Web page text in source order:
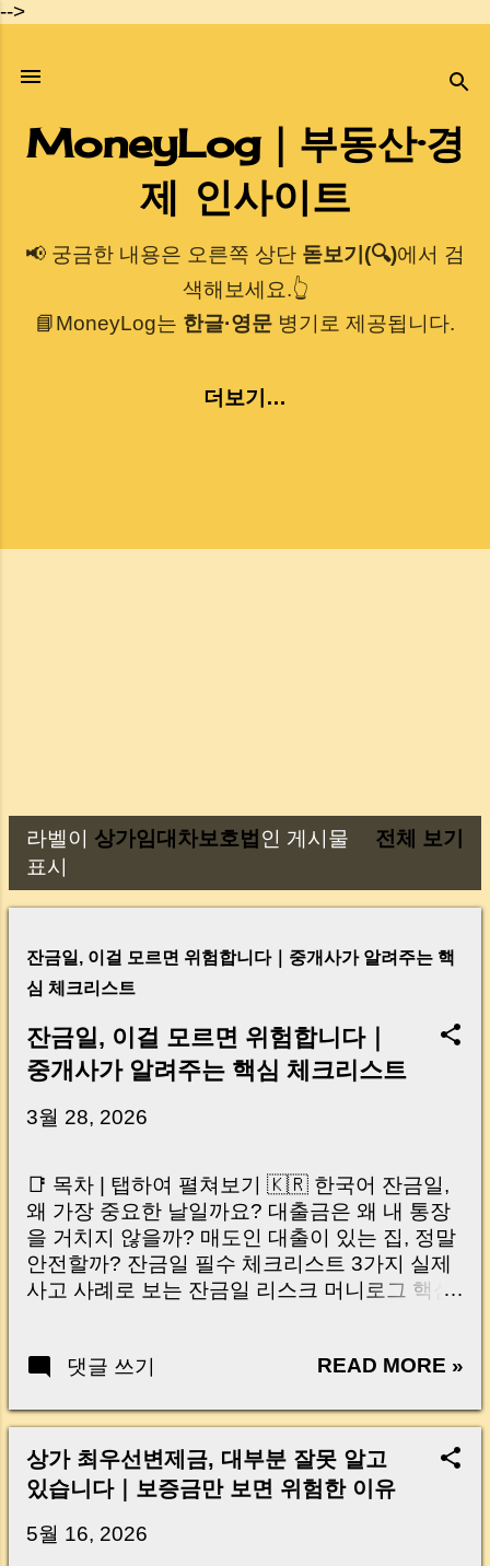
-->
기본 콘텐츠로 건너뛰기
MoneyLog｜부동산·경
제 인사이트
📢 궁금한 내용은 오른쪽 상단 돋보기(🔍)에서 검
색해보세요.👆
📘MoneyLog는 한글·영문 병기로 제공됩니다.
더보기…
글
라벨이 상가임대차보호법 인 게시물
표시
전체 보기
잔금일, 이걸 모르면 위험합니다｜중개사가 알려주는 핵
심 체크리스트
잔금일, 이걸 모르면 위험합니다｜
중개사가 알려주는 핵심 체크리스트
3월 28, 2026
📑 목차 | 탭하여 펼쳐보기 🇰🇷 한국어 잔금일,
왜 가장 중요한 날일까요? 대출금은 왜 내 통장
을 거치지 않을까? 매도인 대출이 있는 집, 정말
안전할까? 잔금일 필수 체크리스트 3가지 실제
사고 사례로 보는 잔금일 리스크 머니로그 핵심
Your Account Is It Safe If the Seller Has a
Real Risks and Mistakes to Avoid MoneyLog
Key Takeaway 혹시 이런 생각 해보신 적 있으
신가요? “잔금일… 그냥 돈 보내고 끝나는 거 아
닌가요?” 하지만 현장에서 보면 전혀 그렇지 않
습니다. 잔금일은 ‘서류 몇 장 처리하는 날’이 아
댓글 쓰기 READ MORE »
상가 최우선변제금, 대부분 잘못 알고
있습니다｜보증금만 보면 위험한 이유
5월 16, 2026